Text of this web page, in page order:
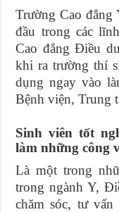
Trường Cao đẳng
đầu trong các
Cao đẳng Điều
khi ra trường thí
dụng ngay vào
Bệnh viện, Trung
Sinh viên tốt
làm những công
Là một trong
trong ngành Y,
chăm sóc, tư